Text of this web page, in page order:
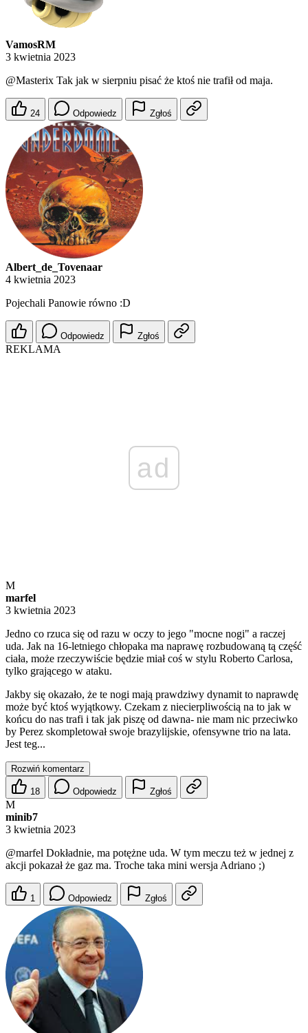
VamosRM
3 kwietnia 2023
@Masterix Tak jak w sierpniu pisać że ktoś nie trafił od maja.
24 Odpowiedz Zgłoś
Albert_de_Tovenaar
4 kwietnia 2023
Pojechali Panowie równo :D
Odpowiedz Zgłoś
REKLAMA
ad
M
marfel
3 kwietnia 2023
Jedno co rzuca się od razu w oczy to jego "mocne nogi" a raczej
uda. Jak na 16-letniego chłopaka ma naprawę rozbudowaną tą część
ciała, może rzeczywiście będzie miał coś w stylu Roberto Carlosa,
tylko grającego w ataku.
Jakby się okazało, że te nogi mają prawdziwy dynamit to naprawdę
może być ktoś wyjątkowy. Czekam z niecierpliwością na to jak w
końcu do nas trafi i tak jak piszę od dawna- nie mam nic przeciwko
by Perez skompletował swoje brazylijskie, ofensywne trio na lata.
Jest teg...
Rozwiń komentarz
18 Odpowiedz Zgłoś
M
minib7
3 kwietnia 2023
@marfel Dokładnie, ma potężne uda. W tym meczu też w jednej z
akcji pokazał że gaz ma. Troche taka mini wersja Adriano ;)
1 Odpowiedz Zgłoś